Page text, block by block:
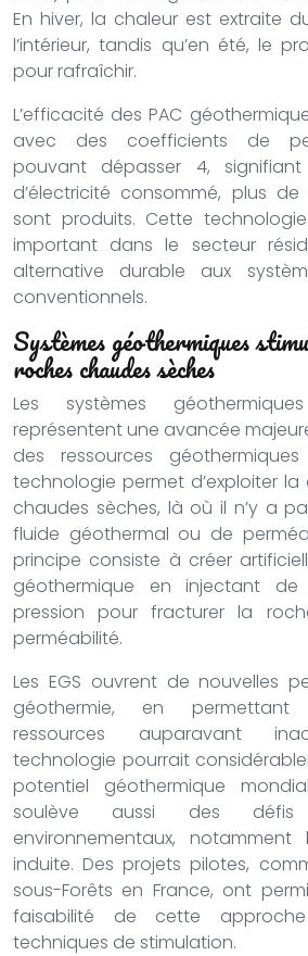
En hiver, la chaleur est extraite
l’intérieur, tandis qu’en été, le
pour rafraîchir.
L’efficacité des PAC
avec des coefficients de
pouvant dépasser 4,
d’électricité consommé, plus
sont produits. Cette
important dans le secteur
alternative durable aux
conventionnels.
Systèmes géothermiques
roches chaudes sèches
Les systèmes
représentent une avancée
des ressources
technologie permet d’exploiter
chaudes sèches, là où il n’y a
fluide géothermal ou de
principe consiste à créer
géothermique en injectant de
pression pour fracturer la
perméabilité.
Les EGS ouvrent de nouvelles
géothermie, en permettant
ressources auparavant
technologie pourrait
potentiel géothermique
soulève aussi des
environnementaux,
induite. Des projets pilotes,
sous-Forêts en France, ont
faisabilité de cette
techniques de stimulation.